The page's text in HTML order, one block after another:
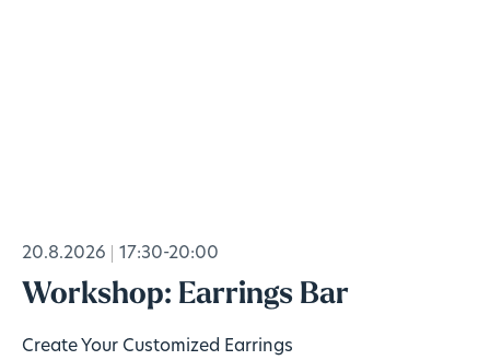
20.8.2026 17:30-20:00
Workshop: Earrings Bar
Create Your Customized Earrings